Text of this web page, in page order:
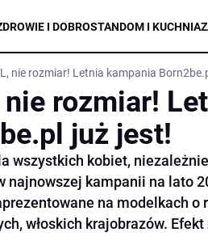
I DOBROSTANDOM I KUCHNIA
nie rozmiar! Letnia kampania
nie rozmiar!
już jest!
wszystkich kobiet,
najnowszej kampanii na lato
na modelkach o
włoskich krajobrazów. Efekt